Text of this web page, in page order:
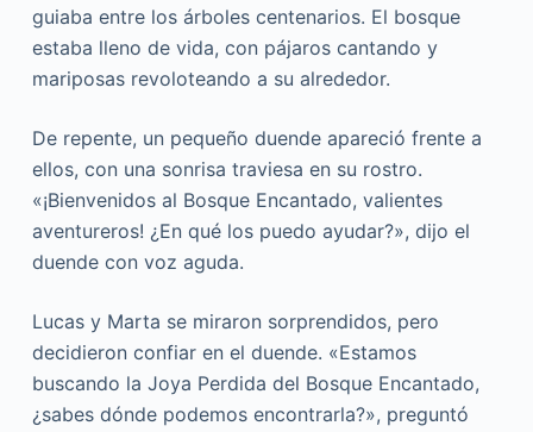
guiaba entre los árboles centenarios. El bosque
estaba lleno de vida, con pájaros cantando y
mariposas revoloteando a su alrededor.
De repente, un pequeño duende apareció frente a
ellos, con una sonrisa traviesa en su rostro.
«¡Bienvenidos al Bosque Encantado, valientes
aventureros! ¿En qué los puedo ayudar?», dijo el
duende con voz aguda.
Lucas y Marta se miraron sorprendidos, pero
decidieron confiar en el duende. «Estamos
buscando la Joya Perdida del Bosque Encantado,
¿sabes dónde podemos encontrarla?», preguntó